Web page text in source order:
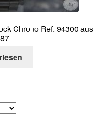
Chrono Ref. 94300 aus